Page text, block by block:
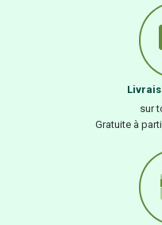
sur
Gratuite à